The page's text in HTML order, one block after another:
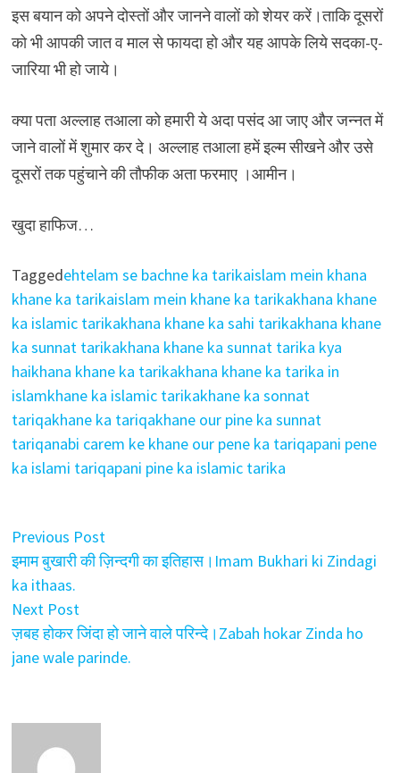
इस बयान को अपने दोस्तों और जानने वालों को शेयर करें।ताकि दूसरों
को भी आपकी जात व माल से फायदा हो और यह आपके लिये सदका-ए-
जारिया भी हो जाये।
क्या पता अल्लाह तआला को हमारी ये अदा पसंद आ जाए और जन्नत में
जाने वालों में शुमार कर दे। अल्लाह तआला हमें इल्म सीखने और उसे
दूसरों तक पहुंचाने की तौफीक अता फरमाए ।आमीन।
खुदा हाफिज…
Taggedehtelam se bachne ka tarikaislam mein khana
khane ka tarikaislam mein khane ka tarikakhana khane
ka islamic tarikakhana khane ka sahi tarikakhana khane
ka sunnat tarikakhana khane ka sunnat tarika kya
haikhana khane ka tarikakhana khane ka tarika in
islamkhane ka islamic tarikakhane ka sonnat
tariqakhane ka tariqakhane our pine ka sunnat
tariqanabi carem ke khane our pene ka tariqapani pene
ka islami tariqapani pine ka islamic tarika
Post
navigation
Previous PostPrevious
post:
इमाम बुखारी की ज़िन्दगी का इतिहास।Imam Bukhari ki Zindagi
ka ithaas.
Next PostNext
post:
ज़बह होकर जिंदा हो जाने वाले परिन्दे।Zabah hokar Zinda ho
jane wale parinde.